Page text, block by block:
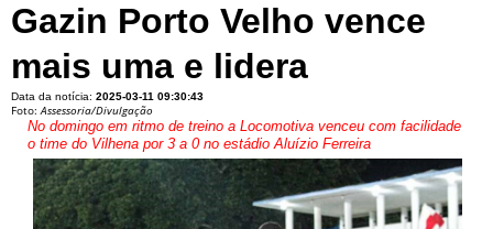
Gazin Porto Velho vence
mais uma e lidera
Data da notícia: 2025-03-11 09:30:43
Foto:Assessoria/Divulgação
No domingo em ritmo de treino a Locomotiva venceu com facilidade
o time do Vilhena por 3 a 0 no estádio Aluízio Ferreira